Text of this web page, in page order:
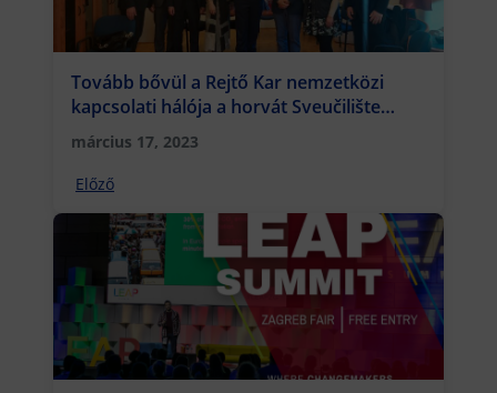
Tovább bővül a Rejtő Kar nemzetközi
kapcsolati hálója a horvát Sveučilište
Sjever Egyetemmel
március 17, 2023
Előző